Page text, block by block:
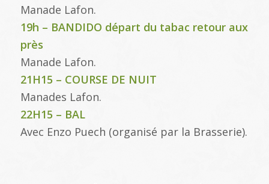
Manade Lafon.
19h – BANDIDO départ du tabac retour aux
près
Manade Lafon.
21H15 – COURSE DE NUIT
Manades Lafon.
22H15 – BAL
Avec Enzo Puech (organisé par la Brasserie).